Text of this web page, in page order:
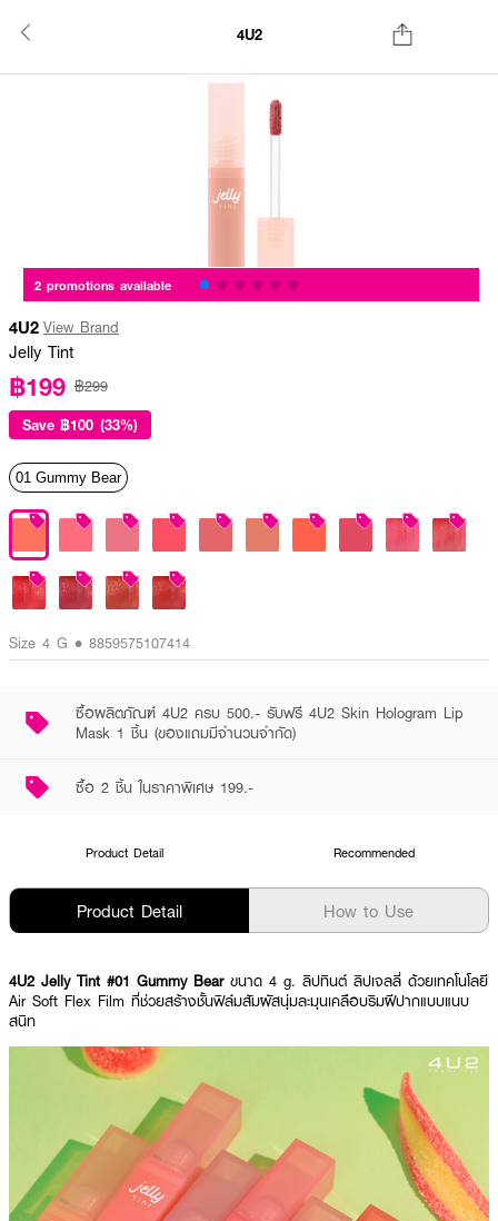
4U2
2 promotions available
4U2 View Brand
Jelly Tint
฿199 ฿299
Save ฿100 (33%)
01 Gummy Bear
Size 4 G • 8859575107414
ซื้อผลิตภัณฑ์ 4U2 ครบ 500.- รับฟรี 4U2 Skin Hologram Lip
Mask 1 ชิ้น (ของแถมมีจำนวนจำกัด)
ซื้อ 2 ชิ้น ในราคาพิเศษ 199.-
Product Detail Recommended
Product Detail How to Use
4U2 Jelly Tint #01 Gummy Bear ขนาด 4 g. ลิปทินต์ ลิปเจลลี่ ด้วยเทคโนโลยี
Air Soft Flex Film ที่ช่วยสร้างชั้นฟิล์มสัมผัสนุ่มละมุนเคลือบริมฝีปากแบบแนบ
สนิท